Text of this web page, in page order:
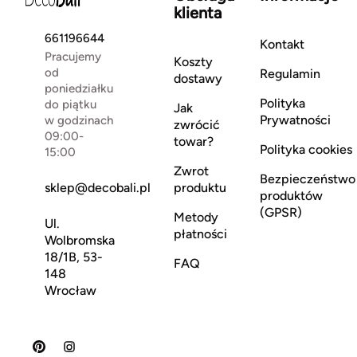
661196644
Pracujemy
od
poniedziałku
do piątku
w godzinach
09:00-
15:00
sklep@decobali.pl
Ul.
Wolbromska
18/1B, 53-
148
Wrocław
klienta
Koszty
dostawy
Jak
zwrócić
towar?
Zwrot
produktu
Metody
płatności
FAQ
Kontakt
Regulamin
Polityka
Prywatności
Polityka cookies
Bezpieczeństwo
produktów
(GPSR)